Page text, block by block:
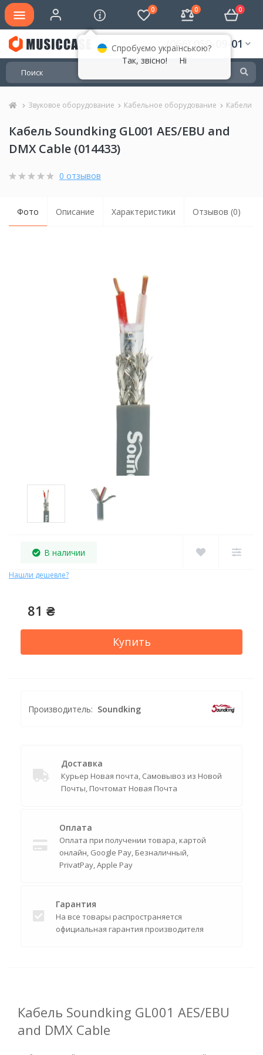
0 0 0
(066) 050-09-01
Звуковое оборудование Кабельное оборудование Кабели
Кабель Soundking GL001 AES/EBU and
DMX Cable (014433)
0 отзывов
Фото Описание Характеристики Отзывов (0)
В наличии
Нашли дешевле?
81 ₴
Купить
Производитель: Soundking
Доставка
Курьер Новая почта, Самовывоз из Новой
Почты, Почтомат Новая Почта
Оплата
Оплата при получении товара, картой
онлайн, Google Pay, Безналичный,
PrivatPay, Apple Pay
Гарантия
На все товары распространяется
официальная гарантия производителя
Кабель Soundking GL001 AES/EBU
and DMX Cable
Спробуємо українською?
Так, звісно!
Ні